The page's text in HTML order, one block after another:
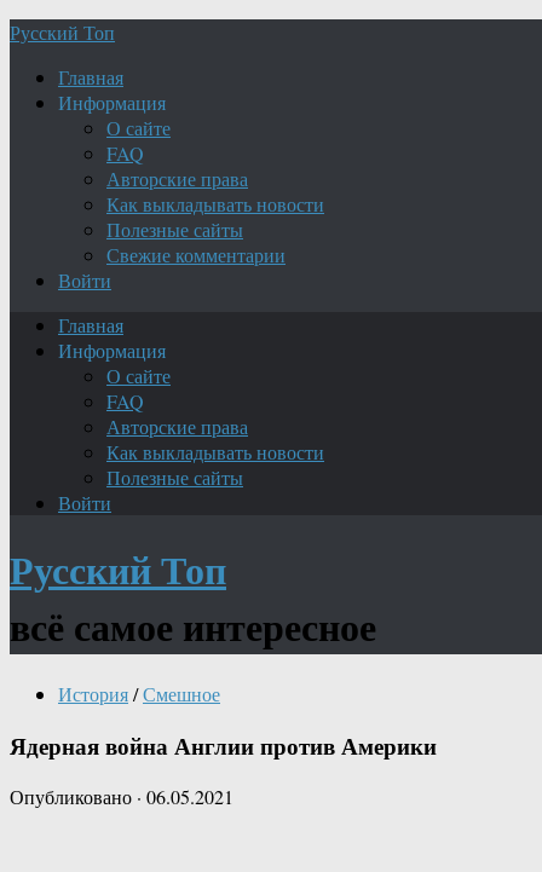
Русский Топ
Главная
Информация
О сайте
FAQ
Авторские права
Как выкладывать новости
Полезные сайты
Свежие комментарии
Войти
Главная
Информация
О сайте
FAQ
Авторские права
Как выкладывать новости
Полезные сайты
Войти
Русский Топ
всё самое интересное
История/Смешное
Ядерная война Англии против Америки
Опубликовано · 06.05.2021